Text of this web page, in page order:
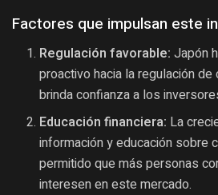
Factores que impulsan este
Regulación favorable: Japón
proactivo hacia la regulación
brinda confianza a los
Educación financiera: La
información y educación sobre
permitido que más personas
interesen en este mercado.